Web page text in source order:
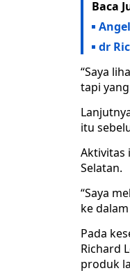
Baca
dr
“Saya
tapi
itu
Aktivitas
Selatan.
“Saya
ke
Pada
Richard
produk